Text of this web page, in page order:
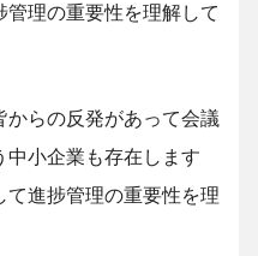
理の重要性を理解して
らの反発があって会議
中小企業も存在します
進捗管理の重要性を理